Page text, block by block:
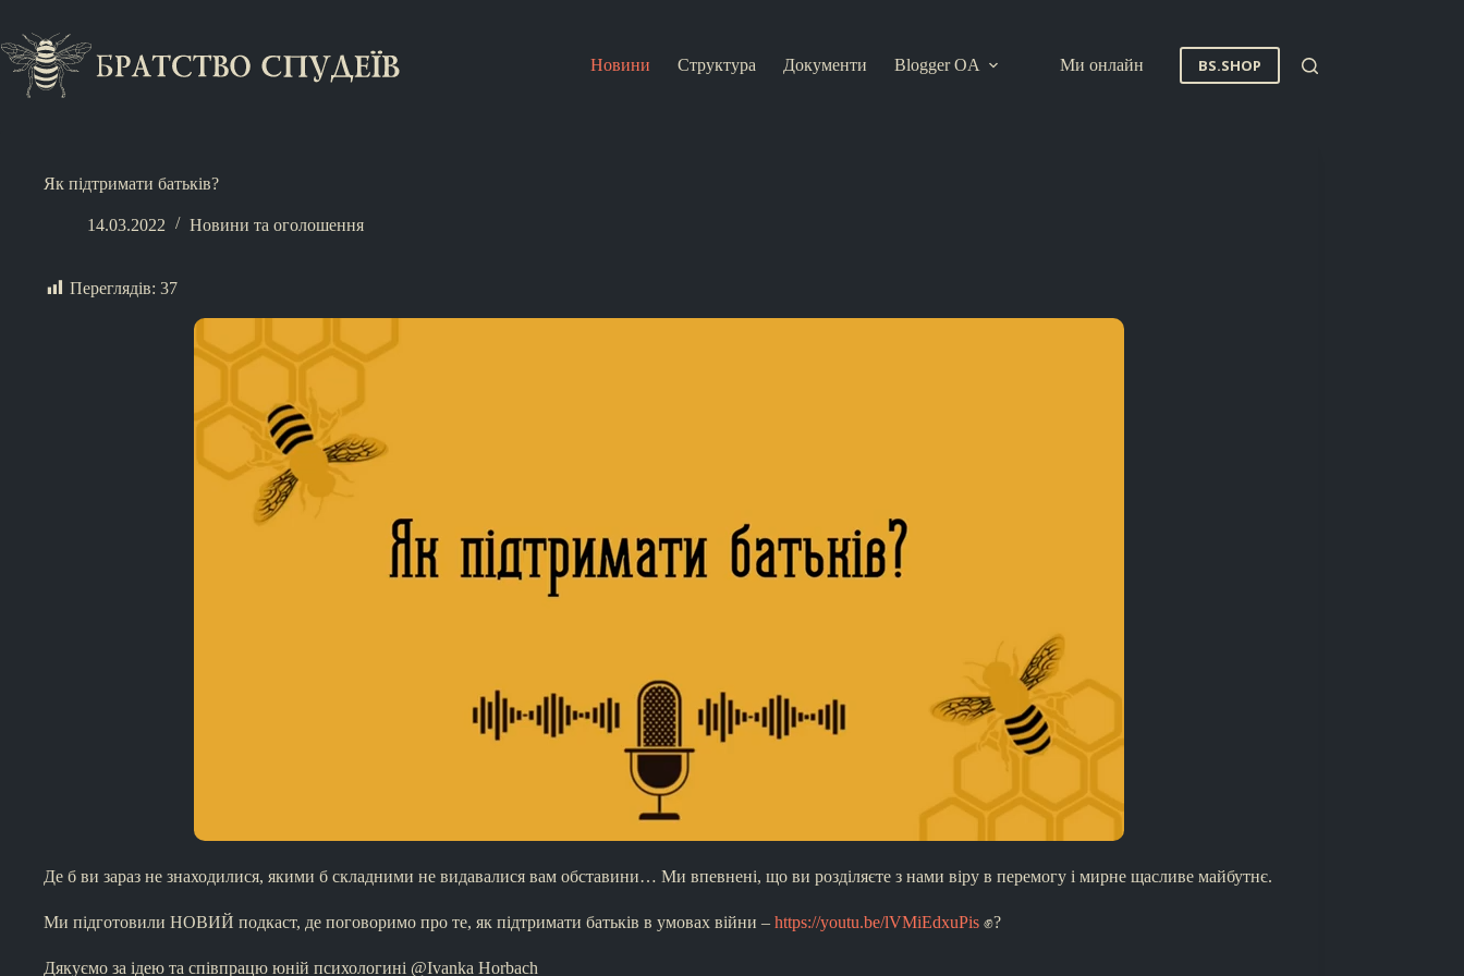
Новини Структура Документи Blogger OA Ми онлайн BS.SHOP
Як підтримати батьків?
14.03.2022 Новини та оголошення
Переглядів: 37
Де б ви зараз не знаходилися, якими б складними не видавалися вам обставини… Ми впевнені, що ви розділяєте з нами віру в перемогу і мирне щасливе майбутнє.
Ми підготовили НОВИЙ подкаст, де поговоримо про те, як підтримати батьків в умовах війни – https://youtu.be/lVMiEdxuPis ✊?
Дякуємо за ідею та співпрацю юній психологині @Ivanka Horbach